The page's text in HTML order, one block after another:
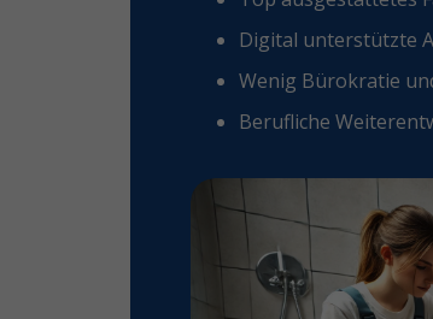
Digital unterstützte
Wenig Bürokratie
Berufliche